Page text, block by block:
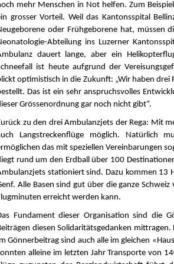
mehr Menschen in Not helfen. Zum
grosser Vorteil. Weil das Kantonsspital
oder Frühgeborene hat, müssen
Abteilung ins Luzerner
dauert lange, aber ein
ist heute aufgrund der
optimistisch in die Zukunft: „Wir haben drei
Das ist ein sehr anspruchsvolles
Grössenordnung gar noch nicht gibt“.
zu den drei Ambulanzjets der Rega: Mit
Langstreckenflüge möglich. Natürlich
das mit speziellen Vereinbarungen
rund um den Erdball über 100
stationiert sind. Dazu kommen 13
Alle Basen sind gut über die ganze
erreicht werden kann.
Fundament dieser Organisation sind die
diesen Solidaritätsgedanken
Gönnerbeitrag sind auch alle im gleichen
alleine im letzten Jahr Transporte von